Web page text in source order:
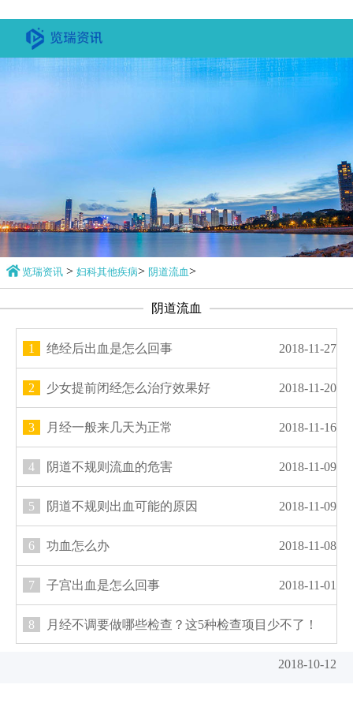
览瑞资讯 > 妇科其他疾病> 阴道流血>
阴道流血
1 绝经后出血是怎么回事 2018-11-27
2 少女提前闭经怎么治疗效果好 2018-11-20
3 月经一般来几天为正常 2018-11-16
4 阴道不规则流血的危害 2018-11-09
5 阴道不规则出血可能的原因 2018-11-09
6 功血怎么办 2018-11-08
7 子宫出血是怎么回事 2018-11-01
8 月经不调要做哪些检查？这5种检查项目少不了！
2018-10-12